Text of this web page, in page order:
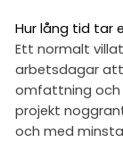
Hur lång tid tar
Ett normalt
arbetsdagar
omfattning och
projekt
och med